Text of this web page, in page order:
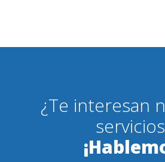
¿Te interesan